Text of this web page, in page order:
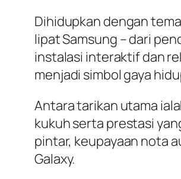
Dihidupkan dengan
lipat Samsung – dari
instalasi interaktif dan
menjadi simbol gaya
Antara tarikan utama
kukuh serta prestasi
pintar, keupayaan nota
Galaxy.